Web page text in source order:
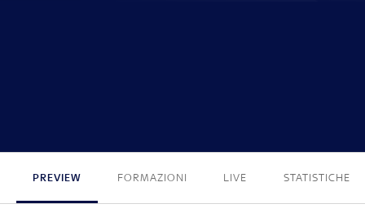
PREVIEW FORMAZIONI LIVE STATISTICHE